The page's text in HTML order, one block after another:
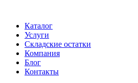
Каталог
Услуги
Складские остатки
Компания
Блог
Контакты